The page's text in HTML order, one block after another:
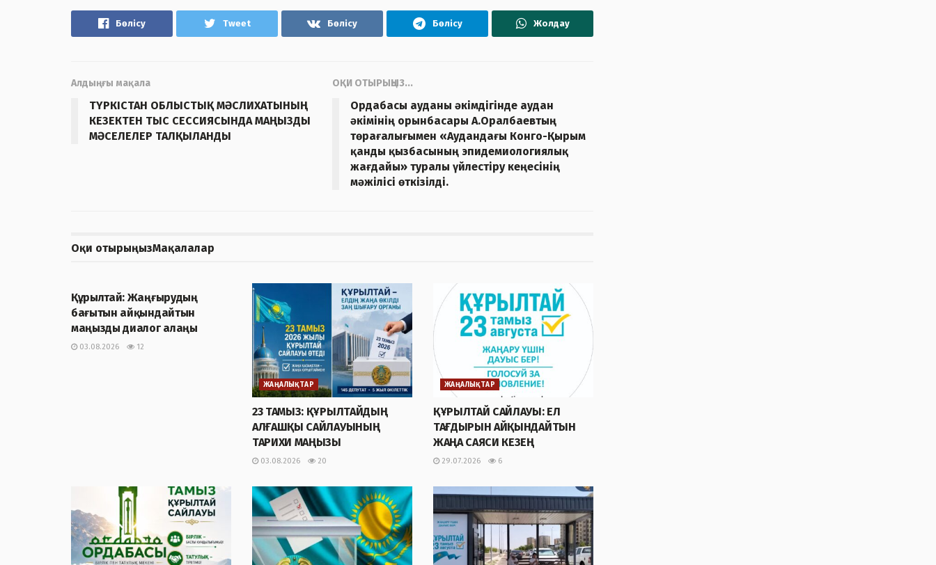
Бөлісу Tweet Бөлісу Бөлісу Жолдау
Алдыңғы мақала
ТҮРКІСТАН ОБЛЫСТЫҚ МӘСЛИХАТЫНЫҢ
КЕЗЕКТЕН ТЫС СЕССИЯСЫНДА МАҢЫЗДЫ
МӘСЕЛЕЛЕР ТАЛҚЫЛАНДЫ
ОҚИ ОТЫРЫҢЫЗ...
Ордабасы ауданы әкімдігінде аудан
әкімінің орынбасары А.Оралбаевтың
төрағалығымен «Аудандағы Конго-Қырым
қанды қызбасының эпидемиологиялық
жағдайы» туралы үйлестіру кеңесінің
мәжілісі өткізілді.
Оқи отырыңызМақалалар
Құрылтай: Жаңғырудың
бағытын айқындайтын
маңызды диалог алаңы
03.08.2026 12
ЖАҢАЛЫҚТАР
23 ТАМЫЗ: ҚҰРЫЛТАЙДЫҢ
АЛҒАШҚЫ САЙЛАУЫНЫҢ
ТАРИХИ МАҢЫЗЫ
03.08.2026 20
ЖАҢАЛЫҚТАР
ҚҰРЫЛТАЙ САЙЛАУЫ: ЕЛ
ТАҒДЫРЫН АЙҚЫНДАЙТЫН
ЖАҢА САЯСИ КЕЗЕҢ
29.07.2026 6